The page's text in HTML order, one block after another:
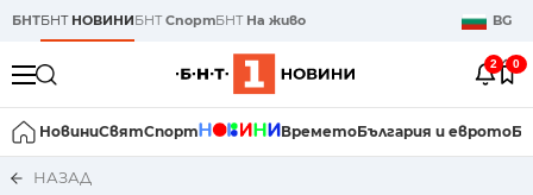
БНТБНТ НОВИНИБНТСпортБНТ На живо BG
2 0
НовиниСвятСпорт ВреметоБългария и еврото
НАЗАД